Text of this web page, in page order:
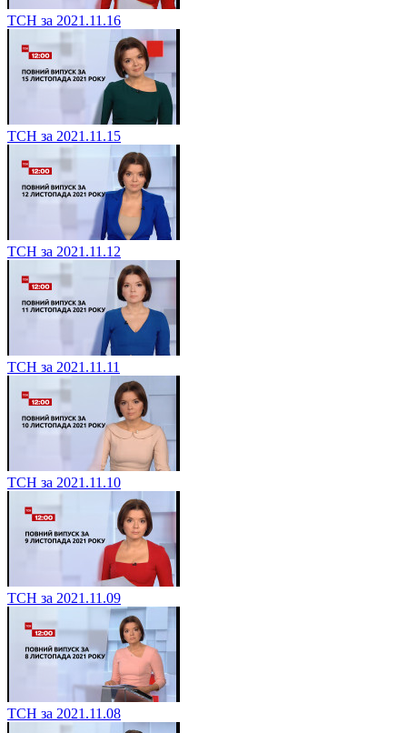
ТСН за 2021.11.16
ТСН за 2021.11.15
ТСН за 2021.11.12
ТСН за 2021.11.11
ТСН за 2021.11.10
ТСН за 2021.11.09
ТСН за 2021.11.08